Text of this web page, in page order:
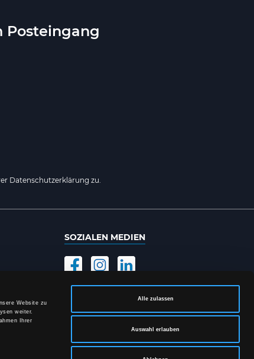
Website zu
weiter.
Ihrer
Alle zulassen
Auswahl erlauben
Posteingang
Datenschutzerklärung zu.
SOZIALEN MEDIEN